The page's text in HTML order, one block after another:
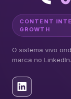
CONTENT
GROWTH
O sistema vivo
marca no LinkedIn.